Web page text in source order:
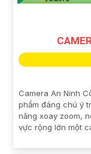
Camera An Ninh
phẩm đáng chú ý
năng xoay zoom,
vực rộng lớn một